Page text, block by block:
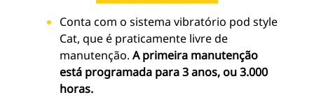
Conta com o sistema vibratório pod style
Cat, que é praticamente livre de
manutenção. A primeira manutenção
está programada para 3 anos, ou 3.000
horas.